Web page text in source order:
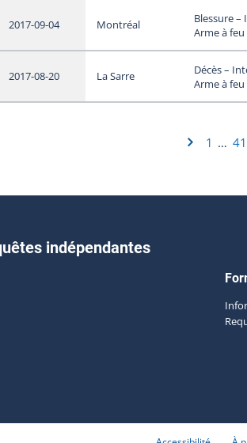
2017-09-04 Montréal
Blessure
Arme à
2017-08-20 La Sarre
Décès –
Arme à
1 … 41
indépendantes